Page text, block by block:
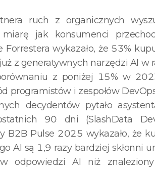
ruch z organicznych
jak konsumenci
wykazało, że 53%
z generatywnych narzędzi AI w
z poniżej 15% w
programistów i zespołów
decydentów pytało
90 dni (SlashData
B2B Pulse 2025 wykazało, że
AI są 1,9 razy bardziej skłonni
odpowiedzi AI niż